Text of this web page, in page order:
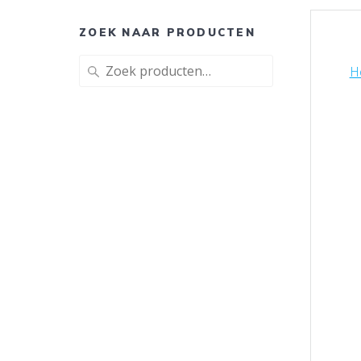
ZOEK NAAR PRODUCTEN
Zoeken